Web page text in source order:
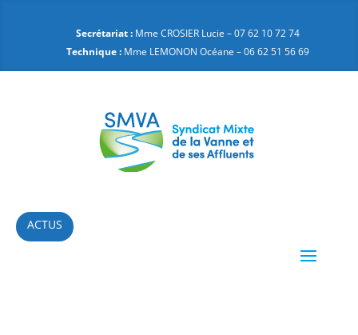
Secrétariat : Mme CROSIER Lucie – 07 62 10 72 74
Technique :Mme LEMONON Océane – 06 62 51 56 69
ACTUS